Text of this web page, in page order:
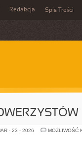
Redakcja Spis Treści
- 23 - 2026
MOŻLIWOŚĆ